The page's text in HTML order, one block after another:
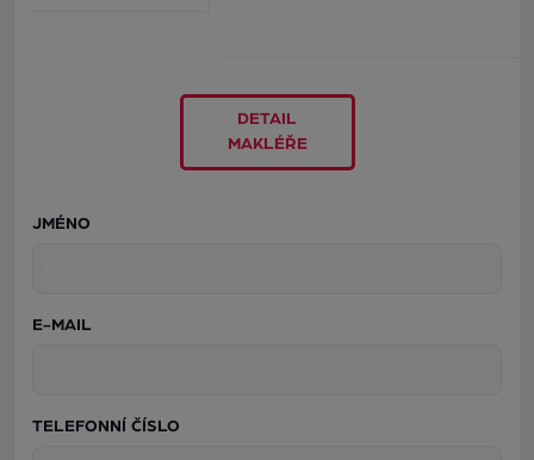
DETAIL
MAKLÉŘE
JMÉNO
E-MAIL
TELEFONNÍ ČÍSLO